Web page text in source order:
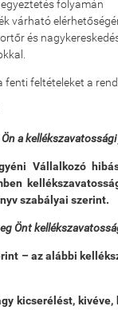
folyamán
várható
és
fenti feltételeket a
a
Vállalkozó
szabályai szerint.
Önt
– az alábbi
kicserélést, kivéve,